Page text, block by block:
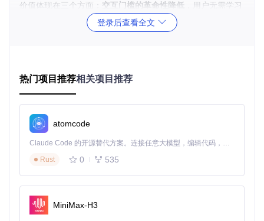
价值体现在三个方面： 交互门槛的革命性降低 ，用户无需学习
跨应用流程的无缝串联，打破软件间的操作壁
个性化工作流的快速构建，非技术人员也能实现自动化需
UI-TARS Desktop主界面分为计算机操作员和浏览器操作员两
技术原理：视觉语言模型如何"看懂"并"操作"电
脑
你是否好奇，UI-TARS Desktop如何像人类一样"看懂"屏幕内
容并执行操作？这背后是视觉语言模型(VLM)与自动化执行引
擎的协同工作。
想象VLM如同一位"数字眼脑"——
登录后查看全文
热门项目推荐相关项目推荐
atomcode
Claude Code 的开源替代方案。连接任意大模型，编辑代码，运行命令，自动验证 — 全自动执行。用 Rust 构建，极致性能。 ｜ An open-source alternative to Claude Code. Connect any LLM, edit code, run commands, and verify changes — autonomously. Built in Rust for speed. Get Started
Rust
0 535
MiniMax-H3